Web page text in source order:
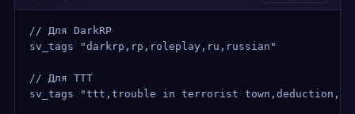
// Для DarkRP
sv_tags "darkrp,rp,roleplay,ru,russian"
// Для TTT
sv_tags "ttt,trouble in terrorist